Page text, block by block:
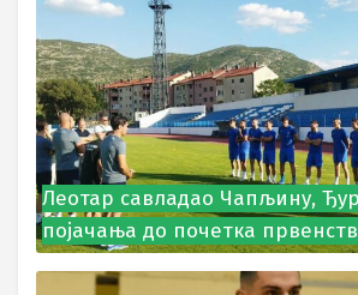
Леотар савладао Чапљину,
појачања до почетка